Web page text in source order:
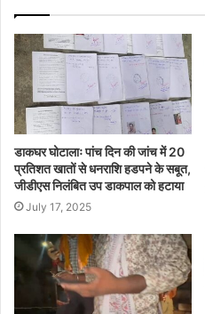
डाकघर घोटालाः पांच दिन की जांच में 20
प्रतिशत खातों से धनराशि हडपने के सबूत,
जीडीएस निलंबित उप डाकपाल को हटाया
July 17, 2025